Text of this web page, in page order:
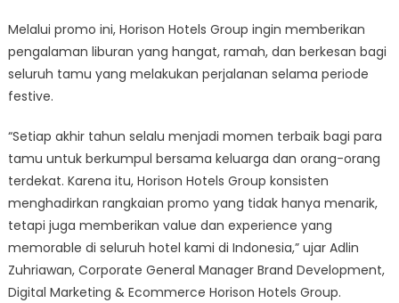
Melalui promo ini, Horison Hotels Group ingin memberikan
pengalaman liburan yang hangat, ramah, dan berkesan bagi
seluruh tamu yang melakukan perjalanan selama periode
festive.
“Setiap akhir tahun selalu menjadi momen terbaik bagi para
tamu untuk berkumpul bersama keluarga dan orang-orang
terdekat. Karena itu, Horison Hotels Group konsisten
menghadirkan rangkaian promo yang tidak hanya menarik,
tetapi juga memberikan value dan experience yang
memorable di seluruh hotel kami di Indonesia,” ujar Adlin
Zuhriawan, Corporate General Manager Brand Development,
Digital Marketing & Ecommerce Horison Hotels Group.